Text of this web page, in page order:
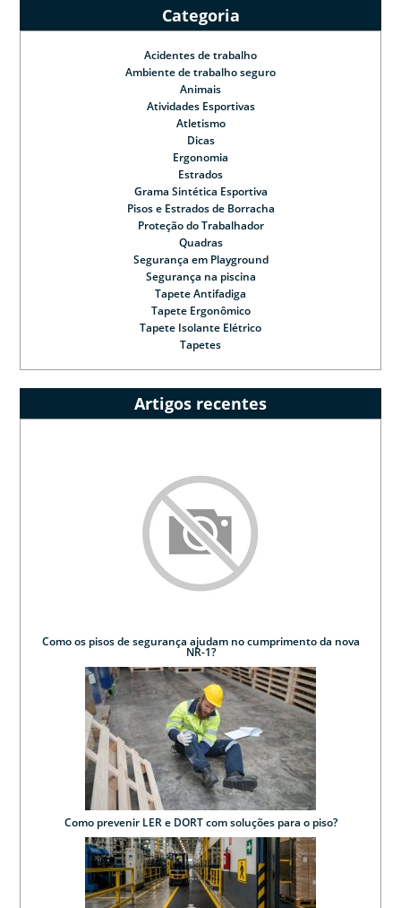
Categoria
Acidentes de trabalho
Ambiente de trabalho seguro
Animais
Atividades Esportivas
Atletismo
Dicas
Ergonomia
Estrados
Grama Sintética Esportiva
Pisos e Estrados de Borracha
Proteção do Trabalhador
Quadras
Segurança em Playground
Segurança na piscina
Tapete Antifadiga
Tapete Ergonômico
Tapete Isolante Elétrico
Tapetes
Artigos recentes
Como os pisos de segurança ajudam no cumprimento da nova
NR-1?
Como prevenir LER e DORT com soluções para o piso?